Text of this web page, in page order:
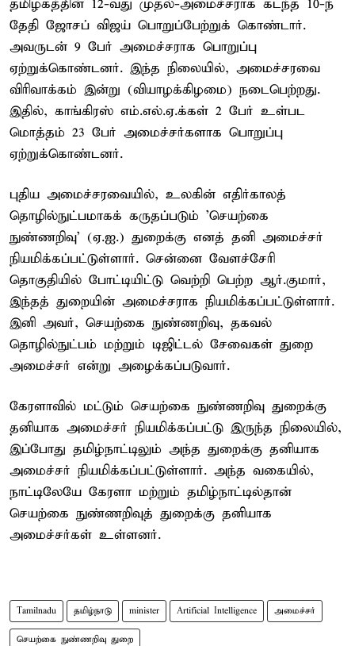
தமிழகத்தின் 12-வது முதல்-அமைச்சராக கடந்த 10-ந்
தேதி ஜோசப் விஜய் பொறுப்பேற்றுக் கொண்டார்.
அவருடன் 9 பேர் அமைச்சராக பொறுப்பு
ஏற்றுக்கொண்டனர். இந்த நிலையில், அமைச்சரவை
விரிவாக்கம் இன்று (வியாழக்கிழமை) நடைபெற்றது.
இதில், காங்கிரஸ் எம்.எல்.ஏ.க்கள் 2 பேர் உள்பட
மொத்தம் 23 பேர் அமைச்சர்களாக பொறுப்பு
ஏற்றுக்கொண்டனர்.
புதிய அமைச்சரவையில், உலகின் எதிர்காலத்
தொழில்நுட்பமாகக் கருதப்படும் 'செயற்கை
நுண்ணறிவு' (ஏ.ஐ.) துறைக்கு எனத் தனி அமைச்சர்
நியமிக்கப்பட்டுள்ளார். சென்னை வேளச்சேரி
தொகுதியில் போட்டியிட்டு வெற்றி பெற்ற ஆர்.குமார்,
இந்தத் துறையின் அமைச்சராக நியமிக்கப்பட்டுள்ளார்.
இனி அவர், செயற்கை நுண்ணறிவு, தகவல்
தொழில்நுட்பம் மற்றும் டிஜிட்டல் சேவைகள் துறை
அமைச்சர் என்று அழைக்கப்படுவார்.
கேரளாவில் மட்டும் செயற்கை நுண்ணறிவு துறைக்கு
தனியாக அமைச்சர் நியமிக்கப்பட்டு இருந்த நிலையில்,
இப்போது தமிழ்நாட்டிலும் அந்த துறைக்கு தனியாக
அமைச்சர் நியமிக்கப்பட்டுள்ளார். அந்த வகையில்,
நாட்டிலேயே கேரளா மற்றும் தமிழ்நாட்டில்தான்
செயற்கை நுண்ணறிவுத் துறைக்கு தனியாக
அமைச்சர்கள் உள்ளனர்.
Tamilnadu தமிழ்நாடு minister Artificial Intelligence அமைச்சர்
செயற்கை நுண்ணறிவு துறை